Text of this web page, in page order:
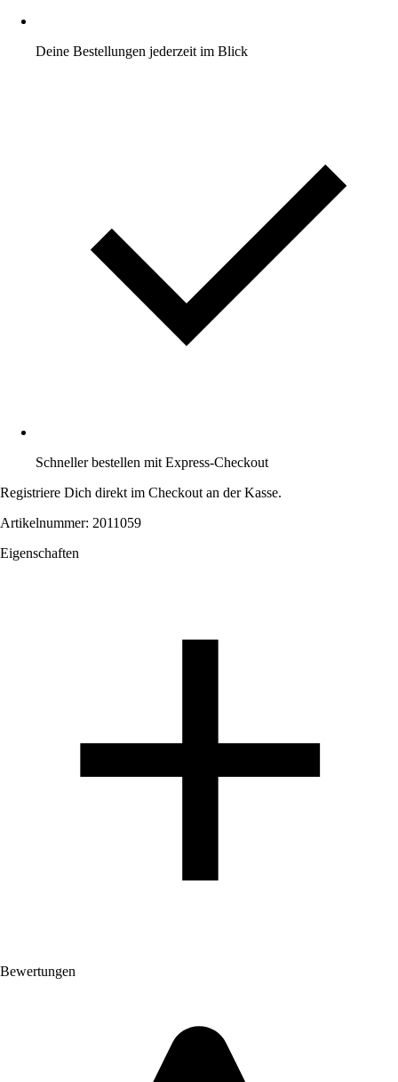
Deine Bestellungen jederzeit im Blick
Schneller bestellen mit Express-Checkout
Registriere Dich direkt im Checkout an der Kasse.
Artikelnummer: 2011059
Eigenschaften
Bewertungen